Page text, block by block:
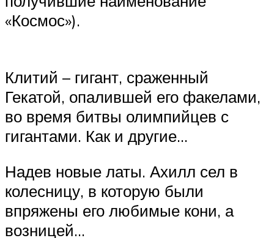
«Космос»).
Клитий – гигант, сраженный
Гекатой, опалившей его факелами,
во время битвы олимпийцев с
гигантами. Как и другие…
Надев новые латы. Ахилл сел в
колесницу, в которую были
впряжены его любимые кони, а
возницей…